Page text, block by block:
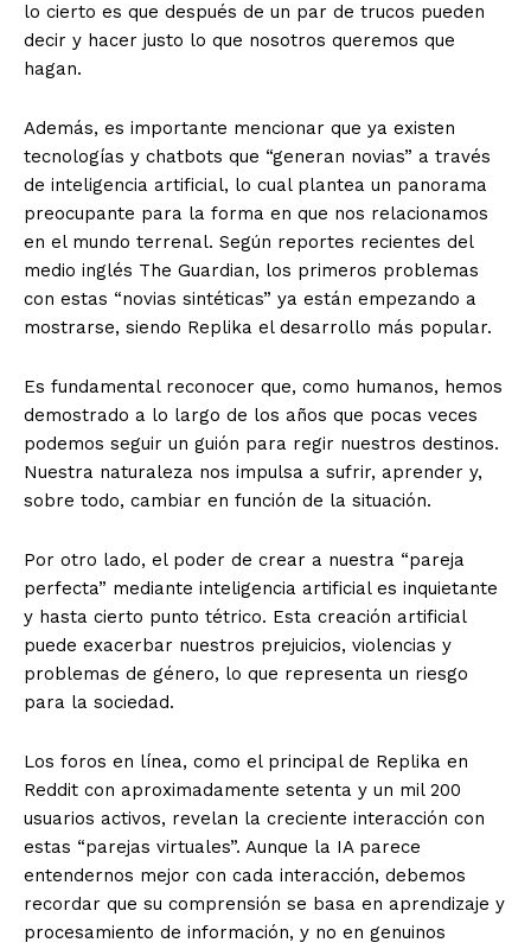
lo cierto es que después de un par de trucos pueden
decir y hacer justo lo que nosotros queremos que
hagan.
Además, es importante mencionar que ya existen
tecnologías y chatbots que “generan novias” a través
de inteligencia artificial, lo cual plantea un panorama
preocupante para la forma en que nos relacionamos
en el mundo terrenal. Según reportes recientes del
medio inglés The Guardian, los primeros problemas
con estas “novias sintéticas” ya están empezando a
mostrarse, siendo Replika el desarrollo más popular.
Es fundamental reconocer que, como humanos, hemos
demostrado a lo largo de los años que pocas veces
podemos seguir un guión para regir nuestros destinos.
Nuestra naturaleza nos impulsa a sufrir, aprender y,
sobre todo, cambiar en función de la situación.
Por otro lado, el poder de crear a nuestra “pareja
perfecta” mediante inteligencia artificial es inquietante
y hasta cierto punto tétrico. Esta creación artificial
puede exacerbar nuestros prejuicios, violencias y
problemas de género, lo que representa un riesgo
para la sociedad.
Los foros en línea, como el principal de Replika en
Reddit con aproximadamente setenta y un mil 200
usuarios activos, revelan la creciente interacción con
estas “parejas virtuales”. Aunque la IA parece
entendernos mejor con cada interacción, debemos
recordar que su comprensión se basa en aprendizaje y
procesamiento de información, y no en genuinos